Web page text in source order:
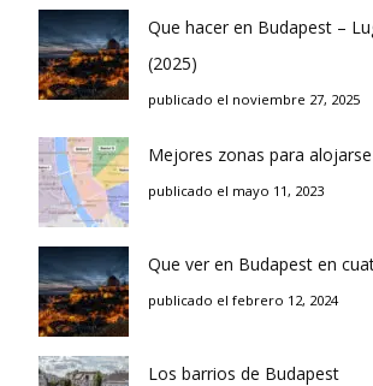
Que hacer en Budapest –
(2025)
publicado el noviembre 27, 2025
Mejores zonas para
publicado el mayo 11, 2023
Que ver en Budapest en
publicado el febrero 12, 2024
Los barrios de Budapest